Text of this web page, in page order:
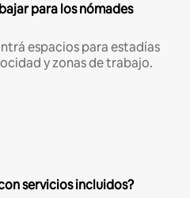
para los nómades
espacios para estadías
y zonas de trabajo.
servicios incluidos?